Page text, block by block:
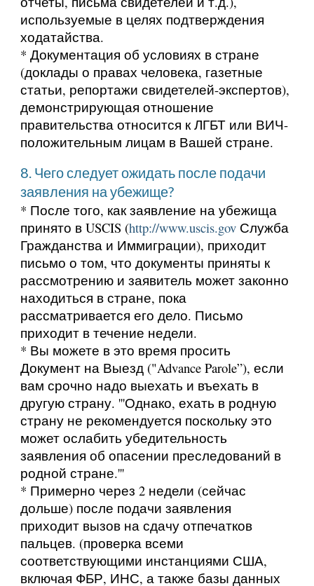
используемые в целях подтверждения
ходатайства.
* Документация об условиях в стране
(доклады о правах человека, газетные
статьи, репортажи свидетелей-экспертов),
демонстрирующая отношение
правительства относится к ЛГБТ или ВИЧ-
положительным лицам в Вашей стране.
8. Чего следует ожидать после подачи
заявления на убежище?
* После того, как заявление на убежища
принято в USCIS (http://www.uscis.gov Служба
Гражданства и Иммиграции), приходит
письмо о том, что документы приняты к
рассмотрению и заявитель может законно
находиться в стране, пока
рассматривается его дело. Письмо
приходит в течение недели.
* Вы можете в это время просить
Документ на Выезд ("Advance Parole”), если
вам срочно надо выехать и въехать в
другую страну. '''Однако, ехать в родную
страну не рекомендуется поскольку это
может ослабить убедительность
заявления об опасении преследований в
родной стране.'''
* Примерно через 2 недели (сейчас
дольше) после подачи заявления
приходит вызов на сдачу отпечатков
пальцев. (проверка всеми
соответствующими инстанциями США,
включая ФБР, ИНС, а также базы данных